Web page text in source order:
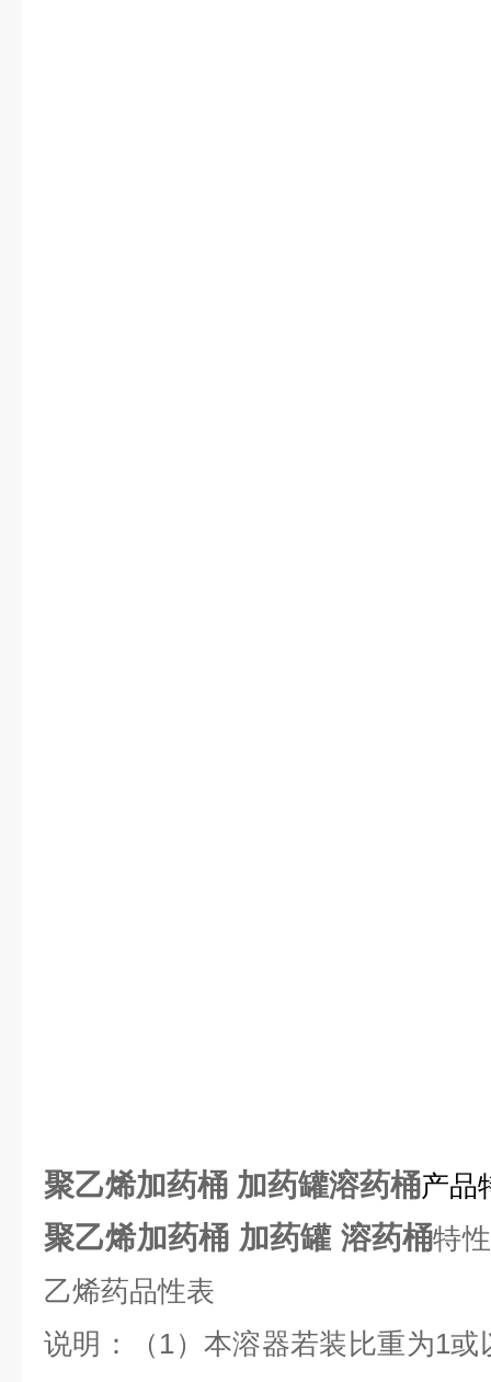
聚乙烯加药桶 加药罐溶药桶产品
聚乙烯加药桶 加药罐 溶药桶特
乙烯药品性表
说明：（1）本溶器若装比重为1